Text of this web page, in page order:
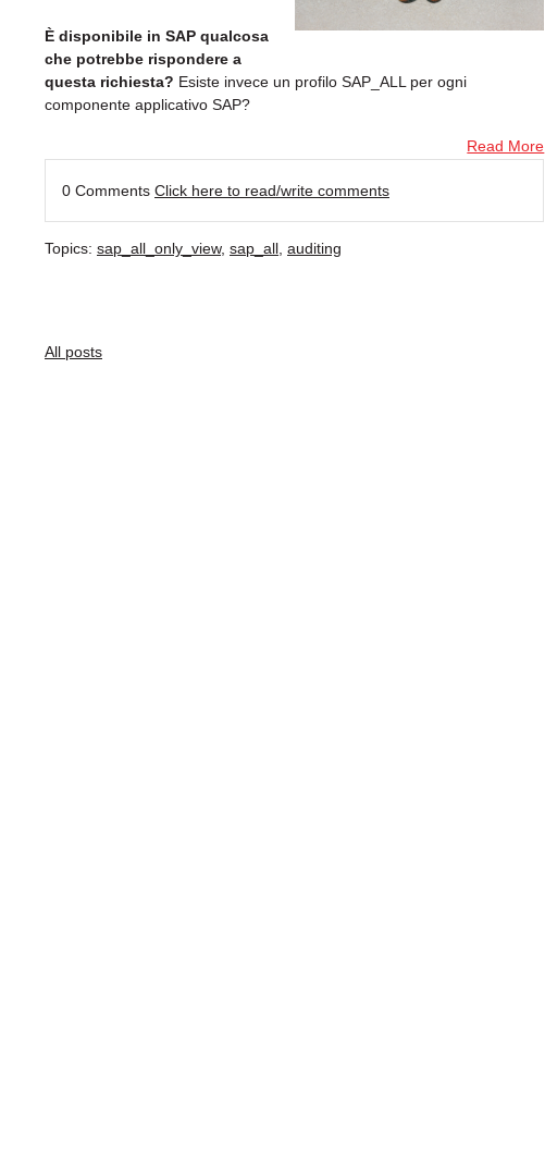
È disponibile in SAP qualcosa
che potrebbe rispondere a
questa richiesta? Esiste invece un profilo SAP_ALL per ogni
componente applicativo SAP?
Read More
0 Comments Click here to read/write comments
Topics: sap_all_only_view, sap_all, auditing
All posts